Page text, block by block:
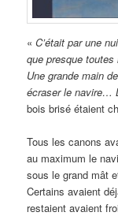
«C’était par une
que presque
Une grande main
écraser le navire…
bois brisé étaient
Tous les canons
au maximum le
sous le grand mât
Certains avaient
restaient avaient